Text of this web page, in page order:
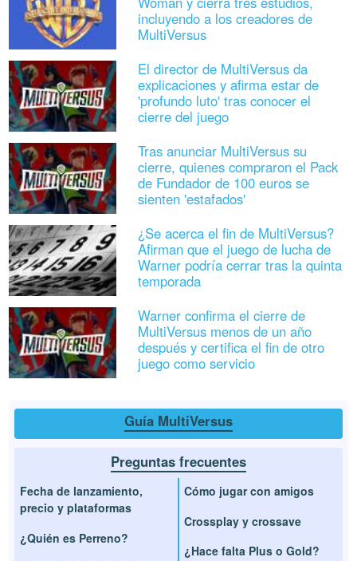
incluyendo a los creadores de
MultiVersus
El director de MultiVersus da
explicaciones y afirma estar de
'profundo luto' tras conocer el
cierre del juego
Tras anunciar MultiVersus su
cierre, quienes compraron el Pack
de Fundador de 100 euros se
sienten 'estafados'
¿Se acerca el fin de MultiVersus?
Afirman que el juego de lucha de
Warner podría cerrar tras la quinta
temporada
Warner confirma el cierre de
MultiVersus menos de un año
después y certifica el fin de otro
juego como servicio
Guía MultiVersus
Preguntas frecuentes
Fecha de lanzamiento,
precio y plataformas
¿Quién es Perreno?
Cómo jugar con amigos
Crossplay y crossave
¿Hace falta Plus o Gold?